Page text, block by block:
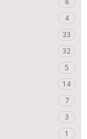
4
33
32
5
14
7
3
1